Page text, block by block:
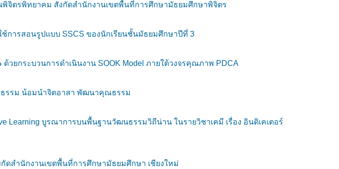
พิจิตรพิทยาคม สังกัดสำนักงานเขตพื้นที่การศึกษามัธยมศึกษาพิจิตร
ช้การสอนรูปแบบ SSCS ของนักเรียนชั้นมัธยมศึกษาปีที่ 3
วยกระบวนการดำเนินงาน SOOK Model ภายใต้วงจรคุณภาพ PDCA
ธรรม น้อมนำจิตอาสา พัฒนาคุณธรรม
Learning บูรณาการบนพื้นฐานวัฒนธรรมวิถีน่าน ในรายวิชาเคมี เรื่อง อินดิเคเตอร์
ดสำนักงานเขตพื้นที่การศึกษามัธยมศึกษา เชียงใหม่